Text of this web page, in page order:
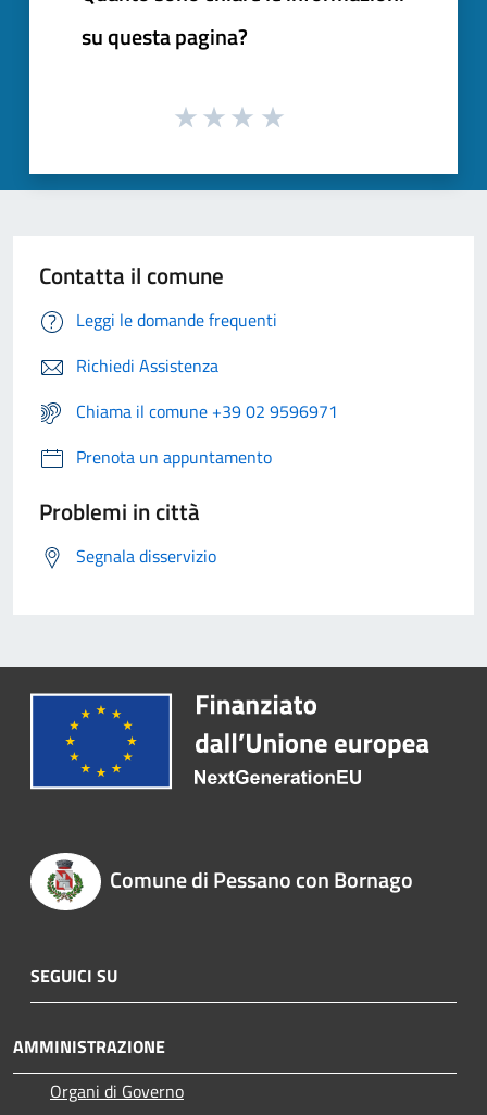
su questa pagina?
Contatta il comune
Leggi le domande frequenti
Richiedi Assistenza
Chiama il comune +39 02 9596971
Prenota un appuntamento
Problemi in città
Segnala disservizio
Comune di Pessano con Bornago
SEGUICI SU
AMMINISTRAZIONE
Organi di Governo